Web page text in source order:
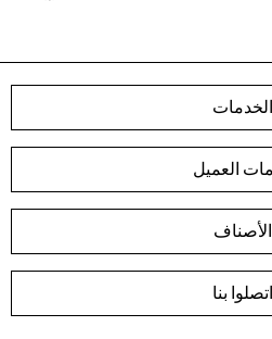
الخدمات
العميل
الأصناف
اتصلوا بنا